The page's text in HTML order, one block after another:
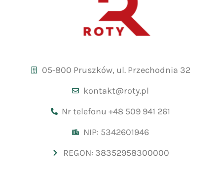
05-800 Pruszków, ul. Przechodnia 32
kontakt@roty.pl
Nr telefonu +48 509 941 261
NIP: 5342601946
REGON: 38352958300000